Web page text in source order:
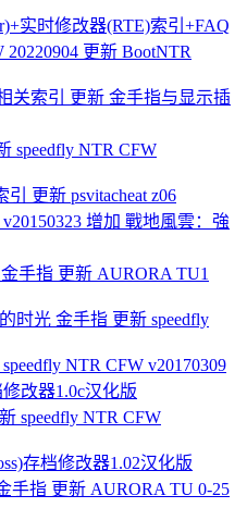
实时修改器(RTE)索引+FAQ
更新 BootNTR
关索引 更新 金手指与显示插
speedfly NTR CFW
更新 psvitacheat z06
增加 戰地風雲：強
手指 更新 AURORA TU1
时光 金手指 更新 speedfly
NTR CFW v20170309
改器1.0c汉化版
speedfly NTR CFW
存档修改器1.02汉化版
手指 更新 AURORA TU 0-25